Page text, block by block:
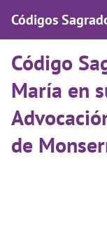
Códigos
Código
María en
de